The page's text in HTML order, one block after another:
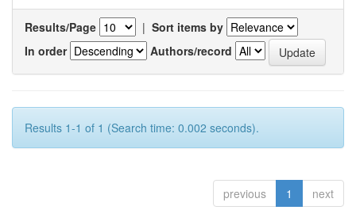
Results/Page | Sort items by
In order
Authors/record
Results 1-1 of 1 (Search time: 0.002 seconds).
previous 1 next